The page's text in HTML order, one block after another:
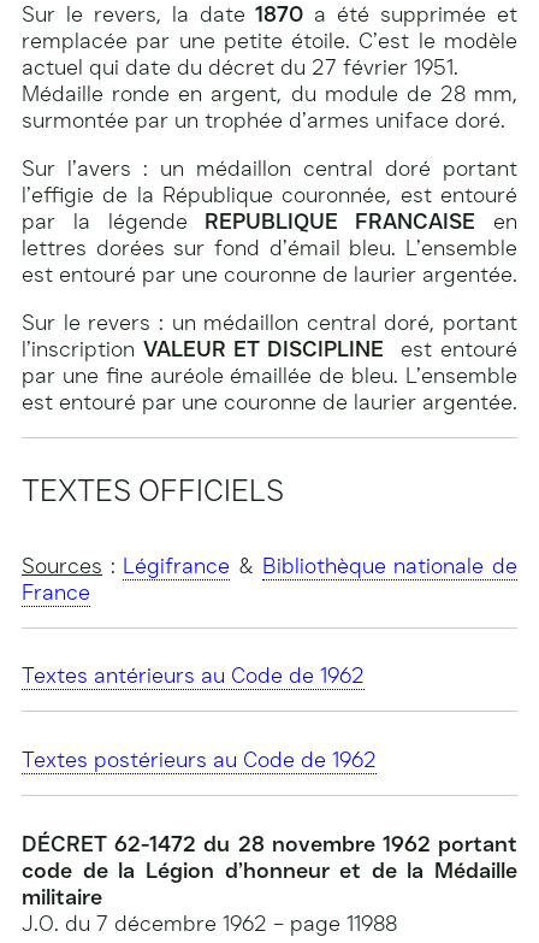
Sur le revers, la date1870 a été supprimée et
remplacée par une petite étoile. C’est le modèle
actuel qui date du décret du 27 février 1951.
Médaille ronde en argent, du module de 28 mm,
surmontée par un trophée d’armes uniface doré.
Sur l’avers : un médaillon central doré portant
l’effigie de la République couronnée, est entouré
par la légende REPUBLIQUE FRANCAISE en
lettres dorées sur fond d’émail bleu. L’ensemble
est entouré par une couronne de laurier argentée.
Sur le revers : un médaillon central doré, portant
l’inscription VALEUR ET DISCIPLINE est entouré
par une fine auréole émaillée de bleu. L’ensemble
est entouré par une couronne de laurier argentée.
TEXTES OFFICIELS
Sources : Légifrance & Bibliothèque nationale de
France
Textes antérieurs au Code de 1962
Textes postérieurs au Code de 1962
DÉCRET 62-1472 du 28 novembre 1962 portant
code de la Légion d’honneur et de la Médaille
militaire
J.O. du 7 décembre 1962 – page 11988